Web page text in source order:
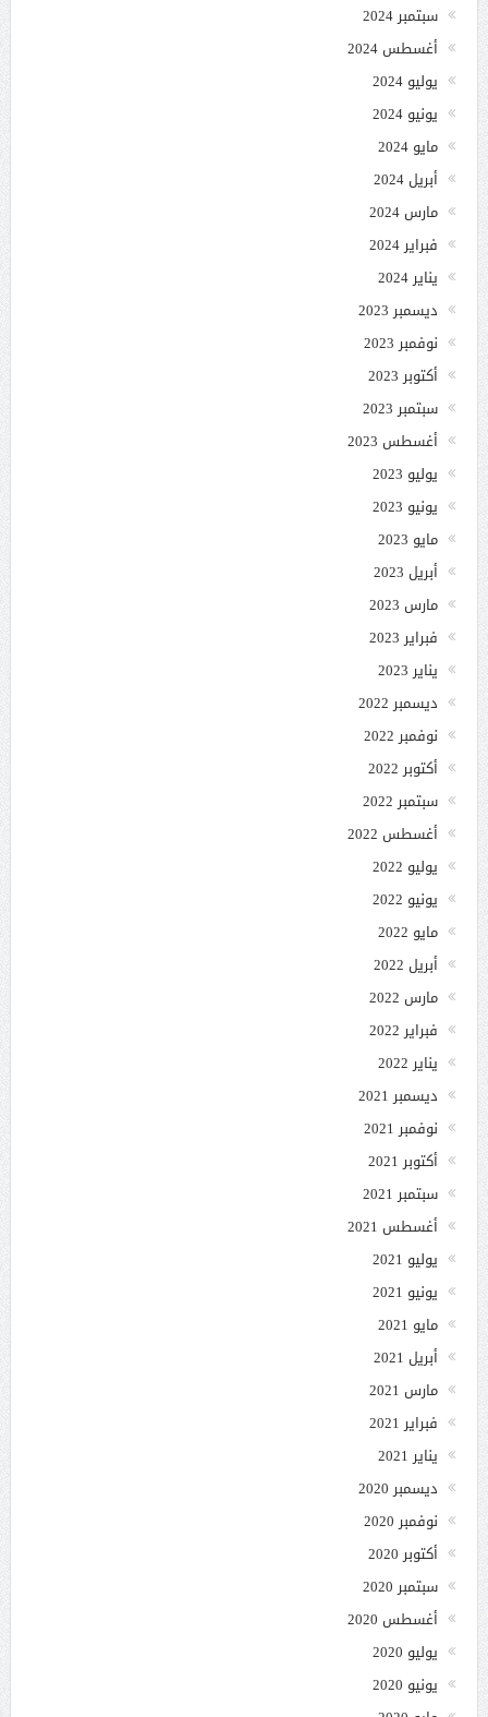
سبتمبر 2024
أغسطس 2024
يوليو 2024
يونيو 2024
مايو 2024
أبريل 2024
مارس 2024
فبراير 2024
يناير 2024
ديسمبر 2023
نوفمبر 2023
أكتوبر 2023
سبتمبر 2023
أغسطس 2023
يوليو 2023
يونيو 2023
مايو 2023
أبريل 2023
مارس 2023
فبراير 2023
يناير 2023
ديسمبر 2022
نوفمبر 2022
أكتوبر 2022
سبتمبر 2022
أغسطس 2022
يوليو 2022
يونيو 2022
مايو 2022
أبريل 2022
مارس 2022
فبراير 2022
يناير 2022
ديسمبر 2021
نوفمبر 2021
أكتوبر 2021
سبتمبر 2021
أغسطس 2021
يوليو 2021
يونيو 2021
مايو 2021
أبريل 2021
مارس 2021
فبراير 2021
يناير 2021
ديسمبر 2020
نوفمبر 2020
أكتوبر 2020
سبتمبر 2020
أغسطس 2020
يوليو 2020
يونيو 2020